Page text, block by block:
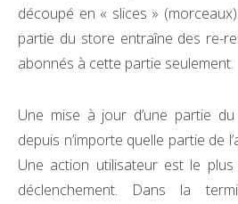
découpé en « slices »
partie du store entraîne des re-
abonnés à cette partie seulement.
Une mise à jour d’une partie
depuis n’importe quelle partie de
Une action utilisateur est le plus
déclenchement. Dans la